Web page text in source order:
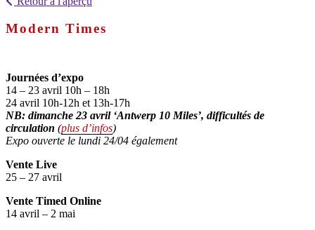
Modern Times
Journées d’expo
14 – 23 avril 10h – 18h
24 avril 10h-12h et 13h-17h
NB: dimanche 23 avril ‘Antwerp 10 Miles’, difficultés de
circulation (plus d’infos)
Expo ouverte le lundi 24/04 également
Vente Live
25 – 27 avril
Vente Timed Online
14 avril – 2 mai